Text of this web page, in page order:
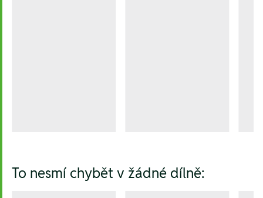
To nesmí chybět v žádné dílně: